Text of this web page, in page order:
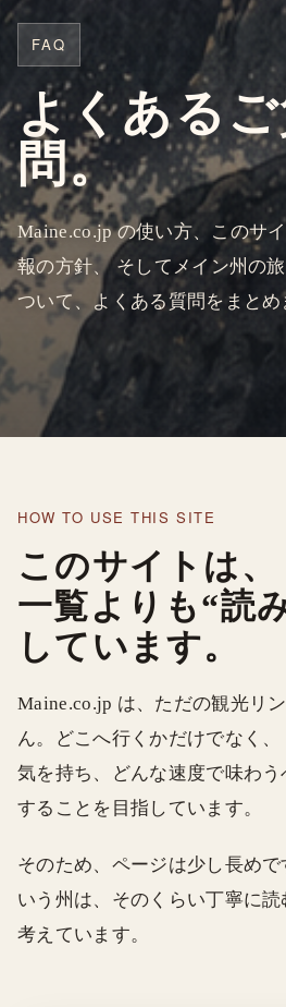
FAQ
よくある
問。
Maine.co.jp の使い方、このサ
報の方針、 そしてメイン州の
ついて、よくある質問をまとめ
HOW TO USE THIS SITE
このサイトは、
一覧よりも“読
しています。
Maine.co.jp は、ただの観光リ
ん。どこへ行くかだけでなく
気を持ち、どんな速度で味わ
することを目指しています。
そのため、ページは少し長めで
いう州は、そのくらい丁寧に
考えています。